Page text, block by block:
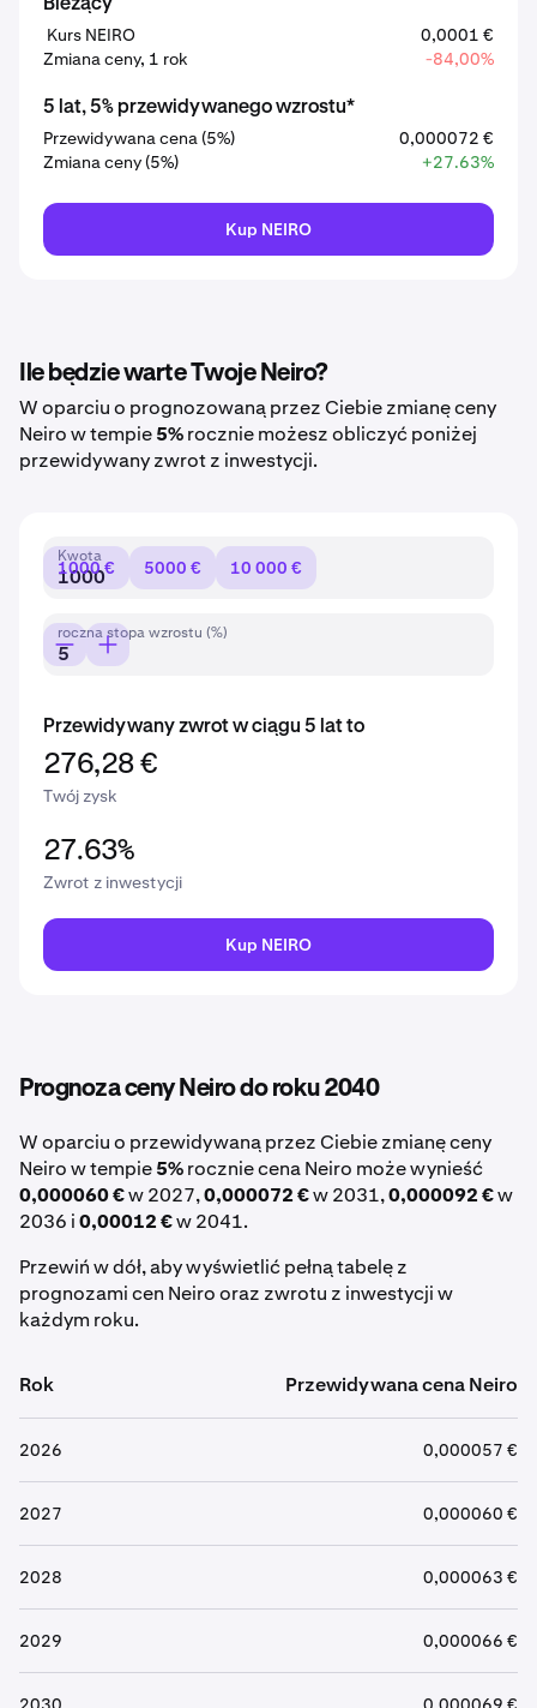
Bieżący
Kurs NEIRO
0,0001 €
Zmiana ceny, 1 rok
-84,00%
5 lat, 5% przewidywanego wzrostu*
Przewidywana cena (5%)
0,000072 €
Zmiana ceny (5%)
+27.63%
Kup NEIRO
Ile będzie warte Twoje Neiro?
W oparciu o prognozowaną przez Ciebie zmianę ceny
Neiro w tempie5%rocznie możesz obliczyć poniżej
przewidywany zwrot z inwestycji.
Kwota
1000 € 5000 € 10 000 €
roczna stopa wzrostu (%)
Przewidywany zwrot w ciągu 5 lat to
276,28 €
Twój zysk
27.63%
Zwrot z inwestycji
Kup NEIRO
Prognoza ceny Neiro do roku 2040
W oparciu o przewidywaną przez Ciebie zmianę ceny
Neiro w tempie5%rocznie cena Neiro może wynieść
0,000060 €w 2027,0,000072 €w 2031,0,000092 €w
2036 i0,00012 €w 2041.
Przewiń w dół, aby wyświetlić pełną tabelę z
prognozami cen Neiro oraz zwrotu z inwestycji w
każdym roku.
Rok Przewidywana cena Neiro
2026 0,000057 €
2027 0,000060 €
2028 0,000063 €
2029 0,000066 €